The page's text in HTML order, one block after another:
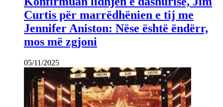
Curtis për marrëdhënien e tij me
Jennifer Aniston: Nëse është ëndërr,
mos më zgjoni
05/11/2025